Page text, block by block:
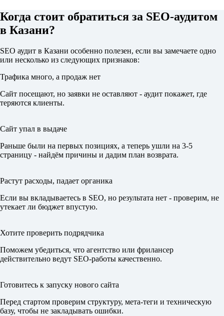
Когда стоит обратиться за SEO-аудитом
в Казани?
SEO аудит в Казани особенно полезен, если вы замечаете одно
или несколько из следующих признаков:
Трафика много, а продаж нет
Сайт посещают, но заявки не оставляют - аудит покажет, где
теряются клиенты.
Сайт упал в выдаче
Раньше были на первых позициях, а теперь ушли на 3-5
страницу - найдём причины и дадим план возврата.
Растут расходы, падает органика
Если вы вкладываетесь в SEO, но результата нет - проверим, не
утекает ли бюджет впустую.
Хотите проверить подрядчика
Поможем убедиться, что агентство или фрилансер
действительно ведут SEO-работы качественно.
Готовитесь к запуску нового сайта
Перед стартом проверим структуру, мета-теги и техническую
базу, чтобы не закладывать ошибки.